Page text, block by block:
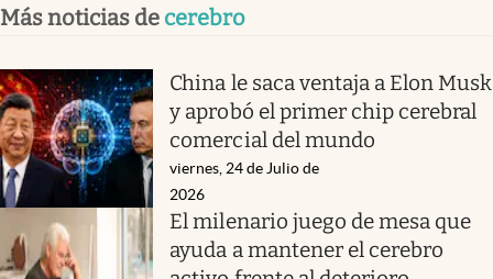
Más noticias de cerebro
China le saca ventaja a Elon Musk
y aprobó el primer chip cerebral
comercial del mundo
viernes, 24 de Julio de
2026
El milenario juego de mesa que
ayuda a mantener el cerebro